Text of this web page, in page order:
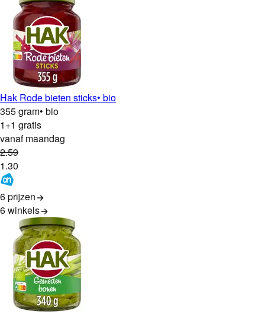
Hak Rode bieten sticks• bio
355 gram• bio
1+1 gratis
vanaf maandag
2.59
1.30
6 prijzen
6winkels